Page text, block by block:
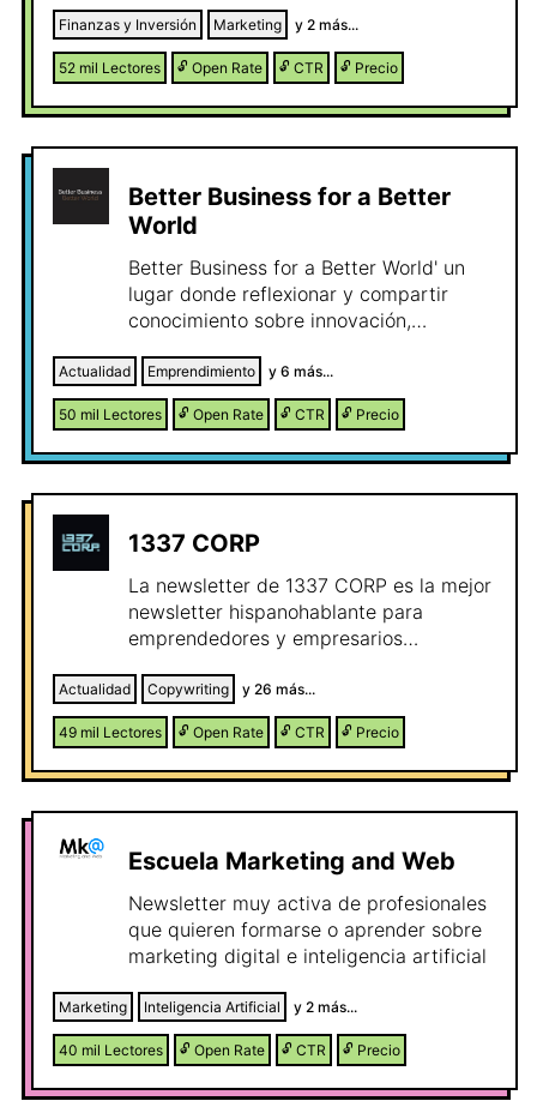
profundizar si lo necesitas.
Finanzas y Inversión Marketing y 2 más...
52 mil Lectores 🔓 Open Rate 🔓 CTR 🔓 Precio
Better Business for a Better
World
Better Business for a Better World' un
lugar donde reflexionar y compartir
conocimiento sobre innovación,
management.
Actualidad Emprendimiento y 6 más...
50 mil Lectores 🔓 Open Rate 🔓 CTR 🔓 Precio
1337 CORP
La newsletter de 1337 CORP es la mejor
newsletter hispanohablante para
emprendedores y empresarios
Se habla de Ecommerce,
Emprendimiento, Social Media,
Inteligencia Artificial, Marketing Digital,
Productividad y Desarrollo y otros temas
Actualidad Copywriting y 26 más...
49 mil Lectores 🔓 Open Rate 🔓 CTR 🔓 Precio
Escuela Marketing and Web
Newsletter muy activa de profesionales
que quieren formarse o aprender sobre
marketing digital e inteligencia artificial
Marketing Inteligencia Artificial y 2 más...
40 mil Lectores 🔓 Open Rate 🔓 CTR 🔓 Precio